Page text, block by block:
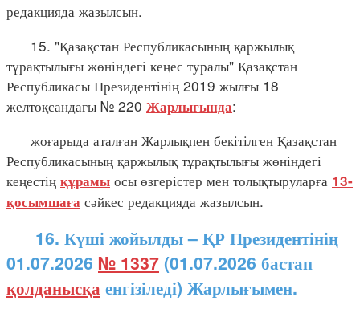
редакцияда жазылсын.
15. "Қазақстан Республикасының қаржылық
тұрақтылығы жөніндегі кеңес туралы" Қазақстан
Республикасы Президентінің 2019 жылғы 18
желтоқсандағы № 220 Жарлығында:
жоғарыда аталған Жарлықпен бекітілген Қазақстан
Республикасының қаржылық тұрақтылығы жөніндегі
кеңестің құрамы осы өзгерістер мен толықтыруларға 13-
қосымшаға сәйкес редакцияда жазылсын.
16. Күші жойылды – ҚР Президентінің
01.07.2026 № 1337 (01.07.2026 бастап
қолданысқаенгізіледі) Жарлығымен.